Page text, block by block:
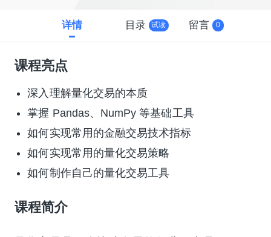
详情 目录 试读 留言 0
课程亮点
深入理解量化交易的本质
掌握 Pandas、NumPy 等基础工具
如何实现常用的金融交易技术指标
如何实现常用的量化交易策略
如何制作自己的量化交易工具
课程简介